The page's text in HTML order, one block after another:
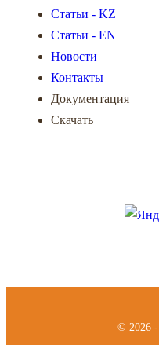
Статьи - KZ
Статьи - EN
Новости
Контакты
Документация
Скачать
© 2026 -